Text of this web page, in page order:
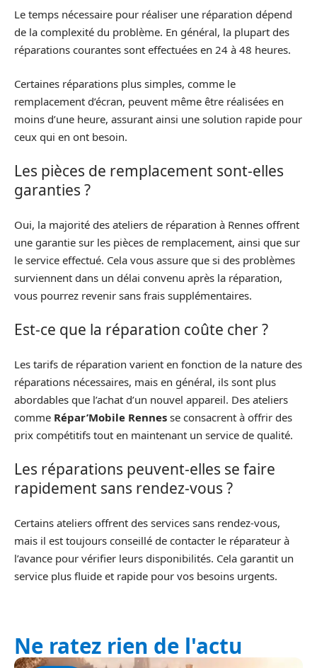
Le temps nécessaire pour réaliser une réparation dépend
de la complexité du problème. En général, la plupart des
réparations courantes sont effectuées en 24 à 48 heures.
Certaines réparations plus simples, comme le
remplacement d’écran, peuvent même être réalisées en
moins d’une heure, assurant ainsi une solution rapide pour
ceux qui en ont besoin.
Les pièces de remplacement sont-elles
garanties ?
Oui, la majorité des ateliers de réparation à Rennes offrent
une garantie sur les pièces de remplacement, ainsi que sur
le service effectué. Cela vous assure que si des problèmes
surviennent dans un délai convenu après la réparation,
vous pourrez revenir sans frais supplémentaires.
Est-ce que la réparation coûte cher ?
Les tarifs de réparation varient en fonction de la nature des
réparations nécessaires, mais en général, ils sont plus
abordables que l’achat d’un nouvel appareil. Des ateliers
comme Répar’Mobile Rennes se consacrent à offrir des
prix compétitifs tout en maintenant un service de qualité.
Les réparations peuvent-elles se faire
rapidement sans rendez-vous ?
Certains ateliers offrent des services sans rendez-vous,
mais il est toujours conseillé de contacter le réparateur à
l’avance pour vérifier leurs disponibilités. Cela garantit un
service plus fluide et rapide pour vos besoins urgents.
Ne ratez rien de l'actu